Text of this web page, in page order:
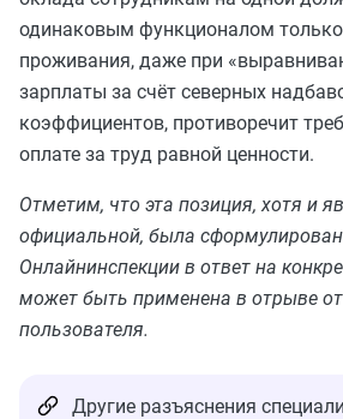
одинаковым функционалом только
проживания, даже при
зарплаты за счёт северных
коэффициентов, противоречит
оплате за труд равной ценности.
Отметим, что эта позиция, хотя и
официальной, была
Онлайнинспекции в ответ на
может быть применена в отрыве от
пользователя.
Другие разъяснения